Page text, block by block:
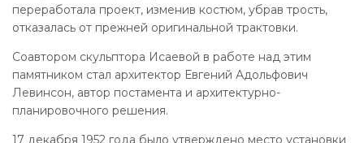
переработала проект, изменив костюм, убрав трость,
отказалась от прежней оригинальной трактовки.
Соавтором скульптора Исаевой в работе над этим
памятником стал архитектор Евгений Адольфович
Левинсон, автор постамента и архитектурно-
планировочного решения.
17 декабря 1952 года было утверждено место установки